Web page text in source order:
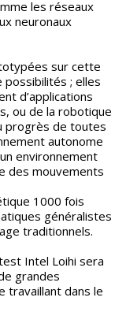
les réseaux
neuronaux
sur cette
; elles
d’applications
ou de la robotique
progrès de toutes
autonome
environnement
des mouvements
1000 fois
généralistes
traditionnels.
Intel Loihi sera
grandes
travaillant dans le